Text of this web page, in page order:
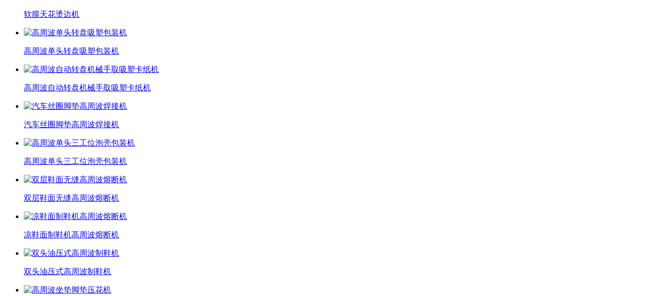
软膜天花烫边机
高周波单头转盘吸塑包装机
高周波自动转盘机械手取吸塑卡纸机
汽车丝圈脚垫高周波焊接机
高周波单头三工位泡壳包装机
双层鞋面无缝高周波熔断机
凉鞋面制鞋机高周波熔断机
双头油压式高周波制鞋机